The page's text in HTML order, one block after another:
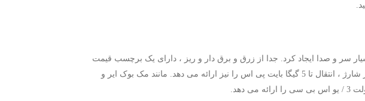
کرد مک بوک به سال 2015 بازمی گردد، طرح جدید بسیار سر و صدا ایجاد کرد. جدا از زرق و برق دار و ریز ، دارای یک برچسب قیمت
سنگین و تنها یک درگاه اتصال یو اس بی سی نسبتاً جدید است. یو اس بی تایپ سی علاوه بر پشتیبانی از شارژ ، انتقال تا 5 گیگا بایت پی اس را نیز ارائه می دهد. مانند مک بوک ایر و